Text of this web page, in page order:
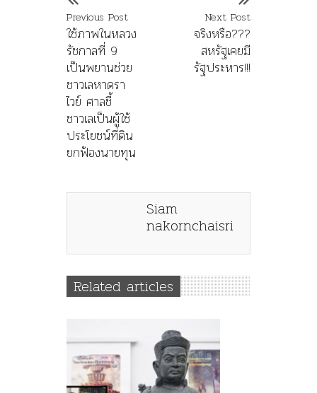
Previous Post
ใช้ภาพในหลวง
รัชกาลที่ 9
เป็นพยานช่วย
ชาวเลหาดรา
ไวย์ ศาลชี้
ชาวเลเป็นผู้ใช้
ประโยชน์ที่ดิน
ยกฟ้องนายทุน
Next Post
จริงหรือ???
สหรัฐเคยมี
รัฐประหาร!!!
Siam
nakornchaisri
Related articles